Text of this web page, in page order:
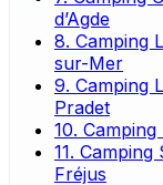
d’Agde
8. Camping
sur-Mer
9. Camping
Pradet
10.
11.
Fréjus